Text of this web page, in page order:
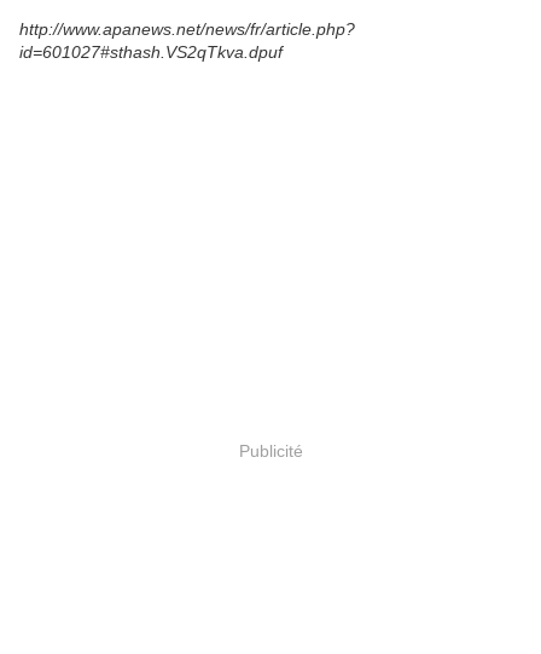
http://www.apanews.net/news/fr/article.php?
id=601027#sthash.VS2qTkva.dpuf
Publicité